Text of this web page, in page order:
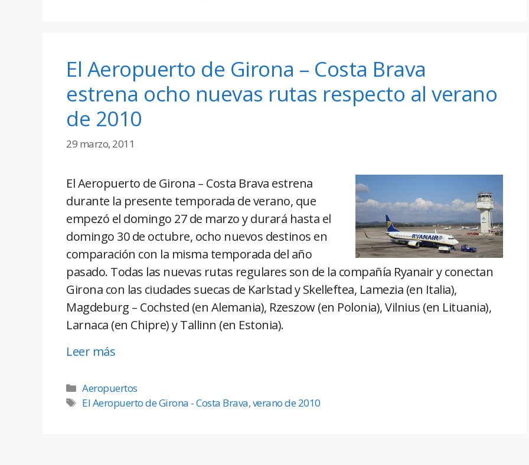
El Aeropuerto de Girona – Costa Brava
estrena ocho nuevas rutas respecto al verano
de 2010
29 marzo, 2011
El Aeropuerto de Girona – Costa Brava estrena
durante la presente temporada de verano, que
empezó el domingo 27 de marzo y durará hasta el
domingo 30 de octubre, ocho nuevos destinos en
comparación con la misma temporada del año
pasado. Todas las nuevas rutas regulares son de la compañía Ryanair y conectan
Girona con las ciudades suecas de Karlstad y Skelleftea, Lamezia (en Italia),
Magdeburg – Cochsted (en Alemania), Rzeszow (en Polonia), Vilnius (en Lituania),
Larnaca (en Chipre) y Tallinn (en Estonia).
Leer más
Aeropuertos
El Aeropuerto de Girona - Costa Brava,verano de 2010